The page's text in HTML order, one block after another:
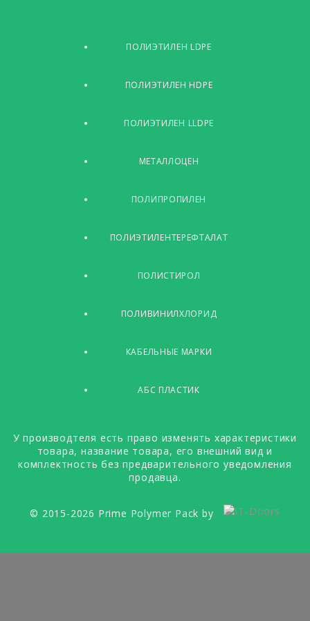
ПОЛИЭТИЛЕН LDPE
ПОЛИЭТИЛЕН HDPE
ПОЛИЭТИЛЕН LLDPE
МЕТАЛЛОЦЕН
ПОЛИПРОПИЛЕН
ПОЛИЭТИЛЕНТЕРЕФТАЛАТ
ПОЛИСТИРОЛ
ПОЛИВИНИЛХЛОРИД
КАБЕЛЬНЫЕ МАРКИ
АБС ПЛАСТИК
У производтеля есть право изменять характеристики
товара, название товара, его внешний вид и
комплектность без предварительного уведомления
продавца.
© 2015-2026 Prime Polymer Pack by